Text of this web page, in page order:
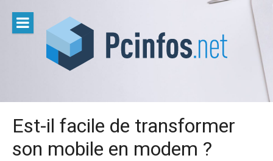
contenu
Est-il facile de transformer
son mobile en modem ?